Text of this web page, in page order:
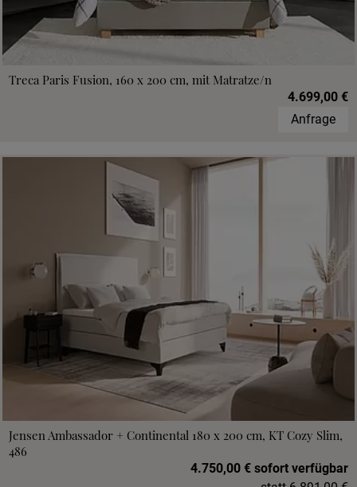
Treca Paris Fusion, 160 x 200 cm, mit Matratze/n
4.699,00 €
Anfrage
Jensen Ambassador + Continental 180 x 200 cm, KT Cozy Slim,
486
4.750,00 € sofort verfügbar